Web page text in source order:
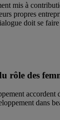
mis à
propres
doit se faire
des
dans